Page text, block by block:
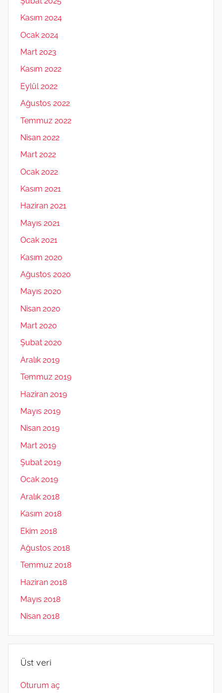
Kasım 2024
Ocak 2024
Mart 2023
Kasım 2022
Eylül 2022
Ağustos 2022
Temmuz 2022
Nisan 2022
Mart 2022
Ocak 2022
Kasım 2021
Haziran 2021
Mayıs 2021
Ocak 2021
Kasım 2020
Ağustos 2020
Mayıs 2020
Nisan 2020
Mart 2020
Şubat 2020
Aralık 2019
Temmuz 2019
Haziran 2019
Mayıs 2019
Nisan 2019
Mart 2019
Şubat 2019
Ocak 2019
Aralık 2018
Kasım 2018
Ekim 2018
Ağustos 2018
Temmuz 2018
Haziran 2018
Mayıs 2018
Nisan 2018
Üst veri
Oturum aç